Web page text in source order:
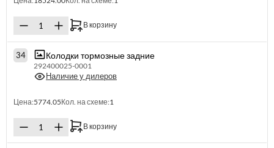
В корзину
34 Колодки тормозные задние
292400025-0001
Наличие у дилеров
Цена:5774.05Кол. на схеме:1
В корзину